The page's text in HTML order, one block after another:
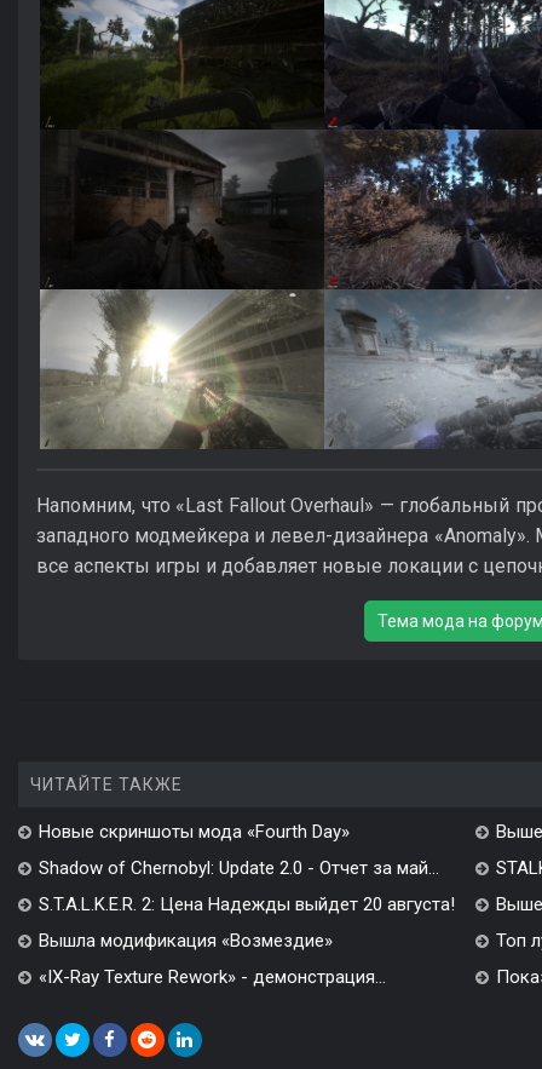
Напомним, что «Last Fallout Overhaul» — глобальный
западного модмейкера и левел-дизайнера «Anomaly».
все аспекты игры и добавляет новые локации с
Тема мода на
ЧИТАЙТЕ ТАКЖЕ
Новые скриншоты мода «Fourth Day»
Shadow of Chernobyl: Update 2.0 - Отчет за май...
S.T.A.L.K.E.R. 2: Цена Надежды выйдет 20 августа!
Вышла модификация «Возмездие»
Топ
«IX-Ray Texture Rework» - демонстрация...